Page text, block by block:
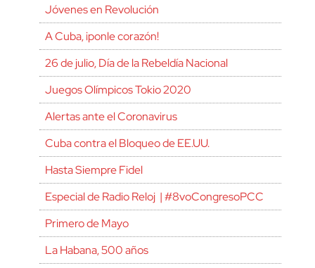
Jóvenes en Revolución
A Cuba, ¡ponle corazón!
26 de julio, Día de la Rebeldía Nacional
Juegos Olímpicos Tokio 2020
Alertas ante el Coronavirus
Cuba contra el Bloqueo de EE.UU.
Hasta Siempre Fidel
Especial de Radio Reloj | #8voCongresoPCC
Primero de Mayo
La Habana, 500 años